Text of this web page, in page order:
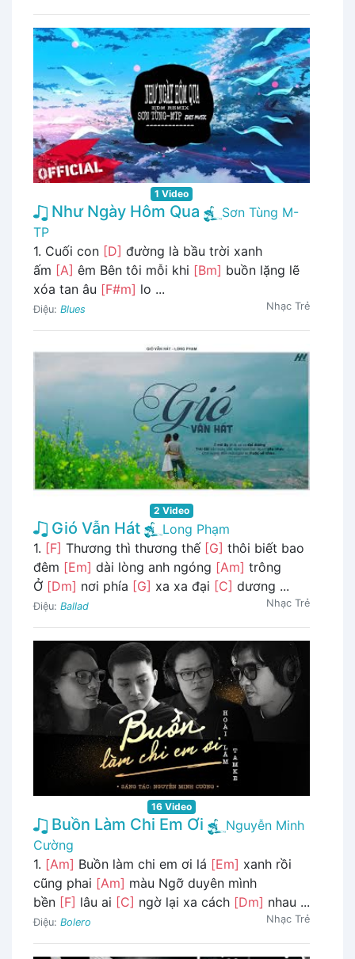
1 Video
Như Ngày Hôm Qua
Sơn Tùng M-
TP
1. Cuối con [D] đường là bầu trời xanh
ấm [A] êm Bên tôi mỗi khi [Bm] buồn lặng lẽ
xóa tan âu [F#m] lo ...
Điệu: Blues Nhạc Trẻ
2 Video
Gió Vẫn Hát
Long Phạm
1. [F] Thương thì thương thế [G] thôi biết bao
đêm [Em] dài lòng anh ngóng [Am] trông
Ở [Dm] nơi phía [G] xa xa đại [C] dương ...
Điệu: Ballad Nhạc Trẻ
16 Video
Buồn Làm Chi Em Ơi
Nguyễn Minh
Cường
1. [Am] Buồn làm chi em ơi lá [Em] xanh rồi
cũng phai [Am] màu Ngỡ duyên mình
bền [F] lâu ai [C] ngờ lại xa cách [Dm] nhau ...
Điệu: Bolero Nhạc Trẻ